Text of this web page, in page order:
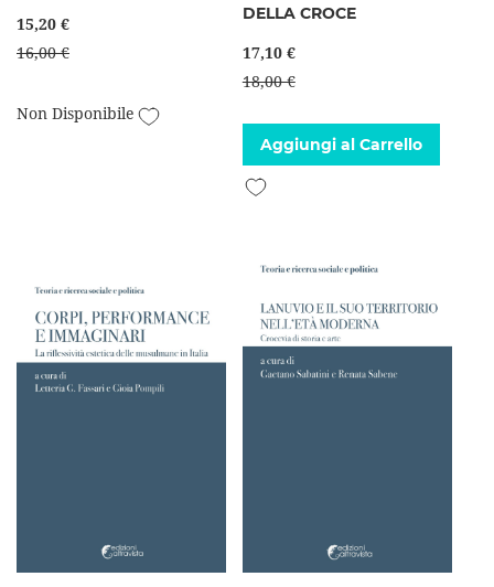
15,20 €
16,00 €
Non Disponibile Aggiungi alla lista desideri
DELLA CROCE
17,10 €
18,00 €
Aggiungi al Carrello
Aggiungi alla lista desideri